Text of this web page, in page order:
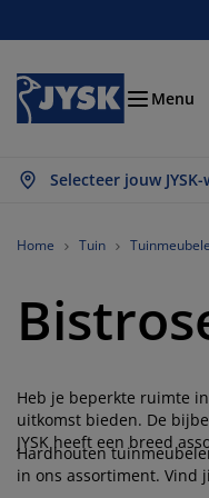
Menu
Selecteer jouw
weergeven
Bedden
weergeven
weergeven
en strijken
weergeven
weergeven
meubelen
weergeven
en
weergeven
en
weergeven
de muur
weergeven
en klaar gordijnen
weergeven
weergeven
de muur
Home Tuin
Heb je beperkte ruimte
uitkomst bieden. De
JYSK heeft een breed
Hardhouten
in ons assortiment. Vind